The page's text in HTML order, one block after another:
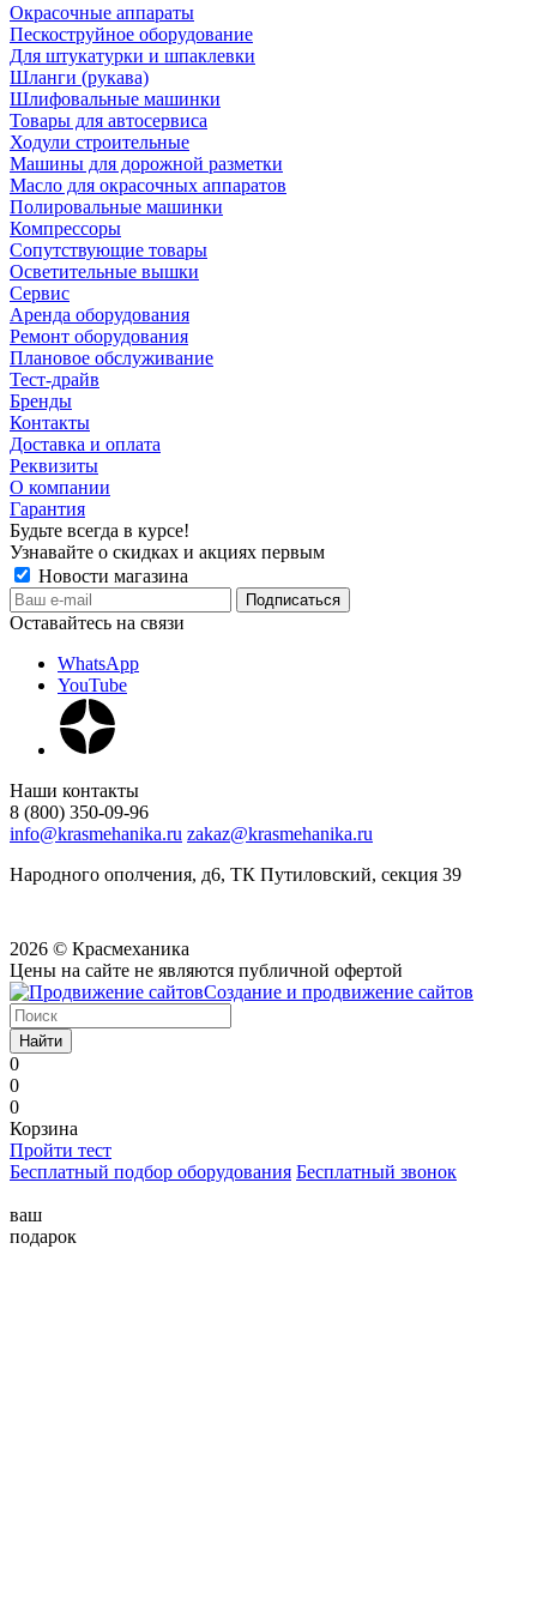
Окрасочные аппараты
Пескоструйное оборудование
Для штукатурки и шпаклевки
Шланги (рукава)
Шлифовальные машинки
Товары для автосервиса
Ходули строительные
Машины для дорожной разметки
Масло для окрасочных аппаратов
Полировальные машинки
Компрессоры
Сопутствующие товары
Осветительные вышки
Сервис
Аренда оборудования
Ремонт оборудования
Плановое обслуживание
Тест-драйв
Бренды
Контакты
Доставка и оплата
Реквизиты
О компании
Гарантия
Будьте всегда в курсе!
Узнавайте о скидках и акциях первым
Новости магазина
Оставайтесь на связи
WhatsApp
YouTube
Наши контакты
8 (800) 350-09-96
info@krasmehanika.ru zakaz@krasmehanika.ru
Народного ополчения, д6, ТК Путиловский, секция 39
2026 © Красмеханика
Цены на сайте не являются публичной офертой
Создание и продвижение сайтов
Найти
0
0
0
Корзина
Пройти тест
Бесплатный подбор оборудования Бесплатный звонок
ваш
подарок